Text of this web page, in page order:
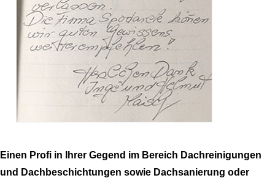
Einen Profi in Ihrer Gegend im Bereich Dachreinigungen
und Dachbeschichtungen sowie Dachsanierung oder